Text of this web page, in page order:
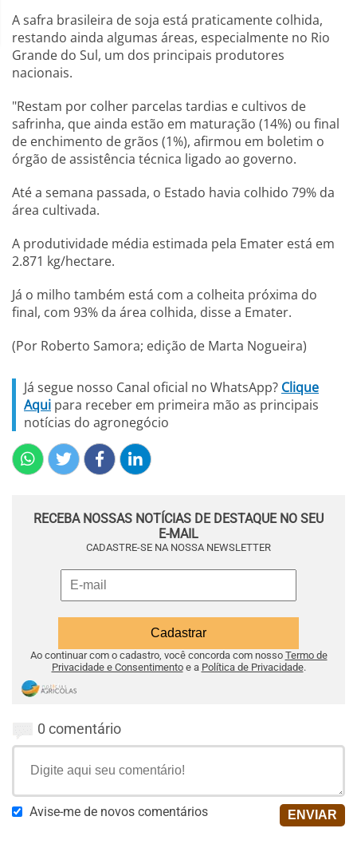
A safra brasileira de soja está praticamente colhida,
restando ainda algumas áreas, especialmente no Rio
Grande do Sul, um dos principais produtores
nacionais.
"Restam por colher parcelas tardias e cultivos de
safrinha, que ainda estão em maturação (14%) ou final
de enchimento de grãos (1%), afirmou em boletim o
órgão de assistência técnica ligado ao governo.
Até a semana passada, o Estado havia colhido 79% da
área cultivada.
A produtividade média estimada pela Emater está em
2.871 kg/hectare.
Já o milho também está com a colheita próxima do
final, com 93% da área colhida, disse a Emater.
(Por Roberto Samora; edição de Marta Nogueira)
Já segue nosso Canal oficial no WhatsApp? Clique
Aqui para receber em primeira mão as principais
notícias do agronegócio
RECEBA NOSSAS NOTÍCIAS DE DESTAQUE NO SEU
E-MAIL
CADASTRE-SE NA NOSSA NEWSLETTER
Ao continuar com o cadastro, você concorda com nosso Termo de
Privacidade e Consentimentoe a Política de Privacidade.
0 comentário
Avise-me de novos comentários